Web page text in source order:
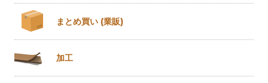
まとめ買い (業販)
加工